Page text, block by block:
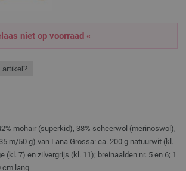
niet op voorraad «
artikel?
mohair (superkid), 38% scheerwol (merinoswol),
m/50 g) van Lana Grossa: ca. 200 g natuurwit (kl.
(kl. 7) en zilvergrijs (kl. 11); breinaalden nr. 5 en 6; 1
cm lang